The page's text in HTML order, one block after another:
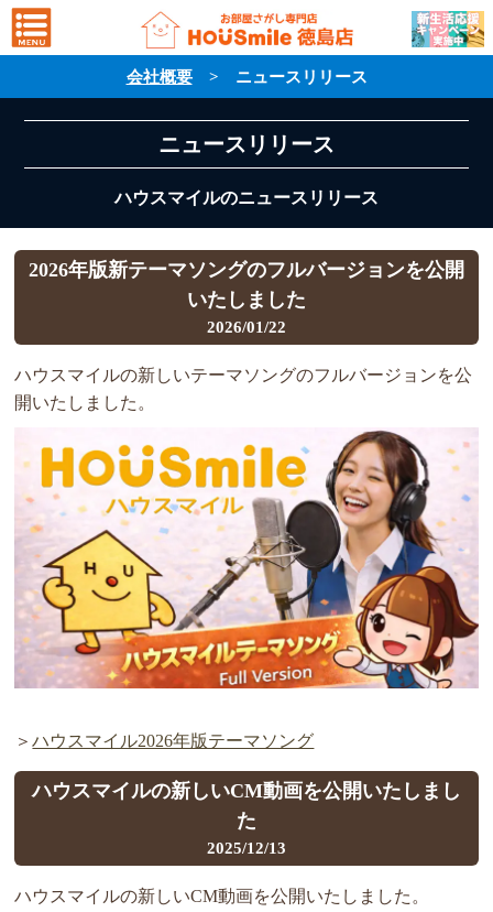
会社概要> ニュースリリース
ニュースリリース
ハウスマイルのニュースリリース
2026年版新テーマソングのフルバージョンを公開
いたしました
2026/01/22
ハウスマイルの新しいテーマソングのフルバージョンを公
開いたしました。
＞ハウスマイル2026年版テーマソング
ハウスマイルの新しいCM動画を公開いたしまし
た
2025/12/13
ハウスマイルの新しいCM動画を公開いたしました。